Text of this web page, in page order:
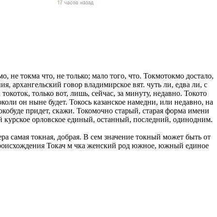
женщин и
страны),
токма что, не только; мало того, что. Токмотокмо достало,
архангельский говор владимирское вят. чуть ли, едва ли, с
только вот, лишь, сейчас, за минуту, недавно. Токото
он ныне будет. Токось казанское намедни, или недавно, на
придет, скажи. Токомочно старый, старая форма имени
орловское единый, останный, последний, одинодним.
самая токная, добрая. В сем значение токный может быть от
Токач м чка женский род южное, южный единое